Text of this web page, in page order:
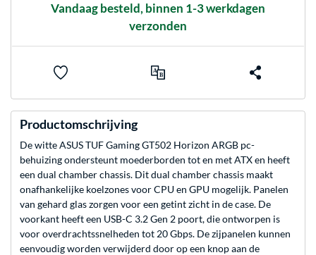
Vandaag besteld, binnen 1-3 werkdagen
verzonden
Productomschrijving
De witte ASUS TUF Gaming GT502 Horizon ARGB pc-
behuizing ondersteunt moederborden tot en met ATX en heeft
een dual chamber chassis. Dit dual chamber chassis maakt
onafhankelijke koelzones voor CPU en GPU mogelijk. Panelen
van gehard glas zorgen voor een getint zicht in de case. De
voorkant heeft een USB-C 3.2 Gen 2 poort, die ontworpen is
voor overdrachtssnelheden tot 20 Gbps. De zijpanelen kunnen
eenvoudig worden verwijderd door op een knop aan de